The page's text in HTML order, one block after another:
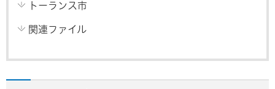
トーランス市
関連ファイル